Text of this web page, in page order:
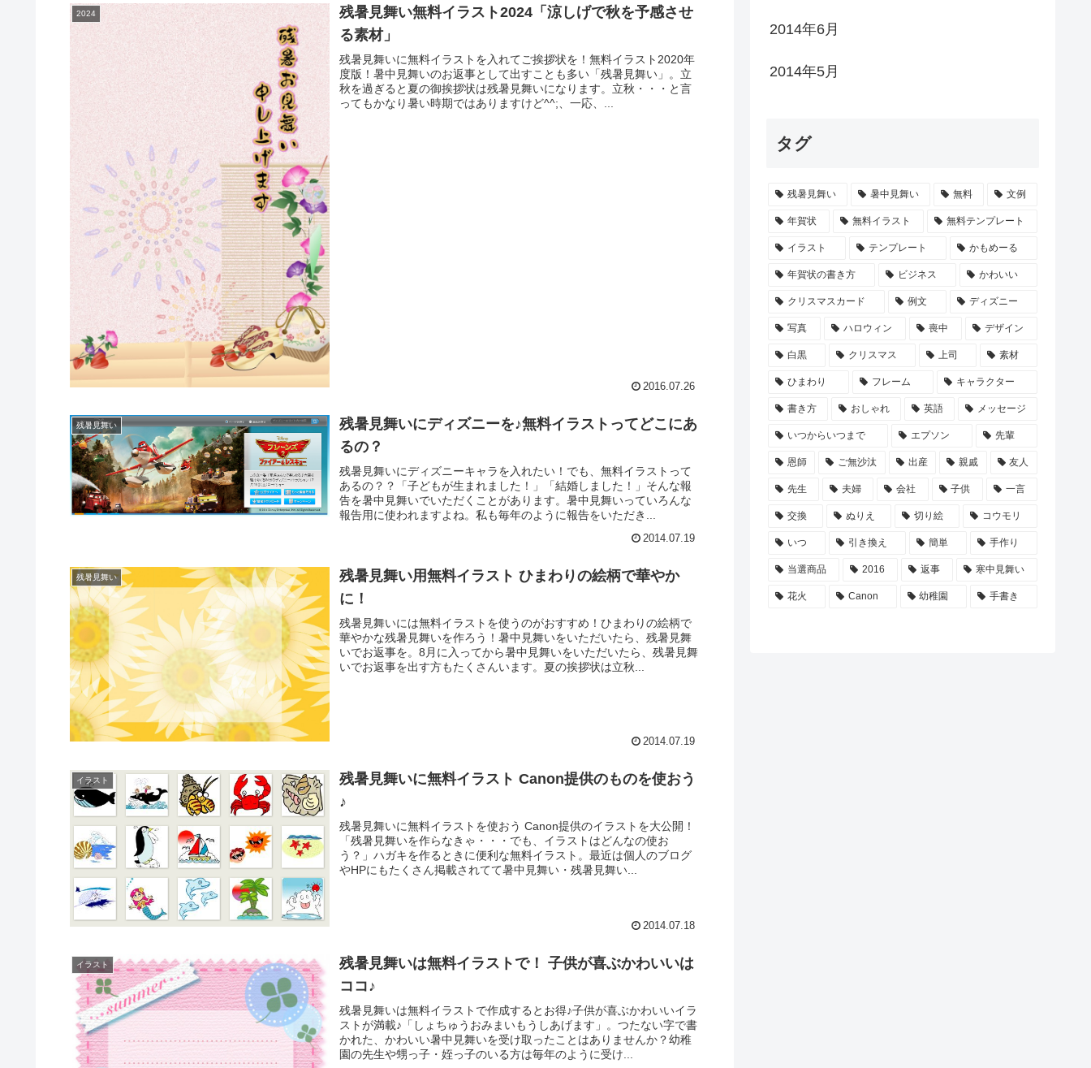
2024
残暑見舞い無料イラスト2024「涼しげで秋を予感させ
る素材」
残暑見舞いに無料イラストを入れてご挨拶状を！無料イラスト2020年
度版！暑中見舞いのお返事として出すことも多い「残暑見舞い」。立
秋を過ぎると夏の御挨拶状は残暑見舞いになります。立秋・・・と言
ってもかなり暑い時期ではありますけど^^;、一応、...
2016.07.26
残暑見舞い
残暑見舞いにディズニーを♪無料イラストってどこにあ
るの？
残暑見舞いにディズニーキャラを入れたい！でも、無料イラストって
あるの？？「子どもが生まれました！」「結婚しました！」そんな報
告を暑中見舞いでいただくことがあります。暑中見舞いっていろんな
報告用に使われますよね。私も毎年のように報告をいただき...
2014.07.19
残暑見舞い
残暑見舞い用無料イラスト ひまわりの絵柄で華やか
に！
残暑見舞いには無料イラストを使うのがおすすめ！ひまわりの絵柄で
華やかな残暑見舞いを作ろう！暑中見舞いをいただいたら、残暑見舞
いでお返事を。8月に入ってから暑中見舞いをいただいたら、残暑見舞
いでお返事を出す方もたくさんいます。夏の挨拶状は立秋...
2014.07.19
イラスト
残暑見舞いに無料イラスト Canon提供のものを使おう
♪
残暑見舞いに無料イラストを使おう Canon提供のイラストを大公開！
「残暑見舞いを作らなきゃ・・・でも、イラストはどんなの使お
う？」ハガキを作るときに便利な無料イラスト。最近は個人のブログ
やHPにもたくさん掲載されてて暑中見舞い・残暑見舞い...
2014.07.18
イラスト
残暑見舞いは無料イラストで！ 子供が喜ぶかわいいは
ココ♪
残暑見舞いは無料イラストで作成するとお得♪子供が喜ぶかわいいイラ
ストが満載♪「しょちゅうおみまいもうしあげます」。つたない字で書
かれた、かわいい暑中見舞いを受け取ったことはありませんか？幼稚
園の先生や甥っ子・姪っ子のいる方は毎年のように受け...
2014年6月
2014年5月
タグ
残暑見舞い 暑中見舞い 無料 文例
年賀状 無料イラスト 無料テンプレート
イラスト テンプレート かもめーる
年賀状の書き方 ビジネス かわいい
クリスマスカード 例文 ディズニー
写真 ハロウィン 喪中 デザイン
白黒 クリスマス 上司 素材
ひまわり フレーム キャラクター
書き方 おしゃれ 英語 メッセージ
いつからいつまで エプソン 先輩
恩師 ご無沙汰 出産 親戚 友人
先生 夫婦 会社 子供 一言
交換 ぬりえ 切り絵 コウモリ
いつ 引き換え 簡単 手作り
当選商品 2016 返事 寒中見舞い
花火 Canon 幼稚園 手書き